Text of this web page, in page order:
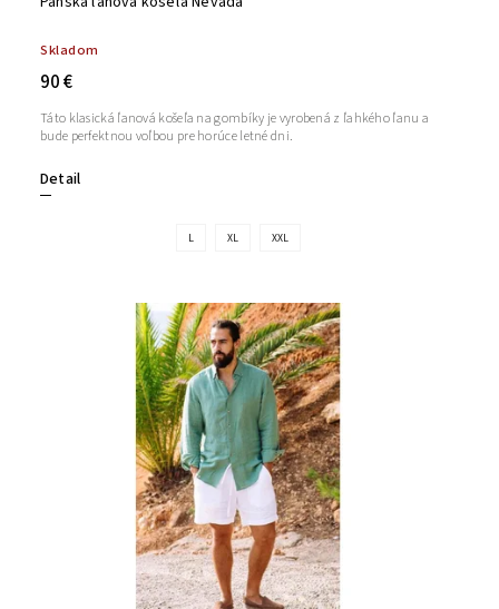
Skladom
90 €
Detail
Táto klasická ľanová košeľa na gombíky je vyrobená z ľahkého ľanu a
bude perfektnou voľbou pre horúce letné dni.
L XL XXL